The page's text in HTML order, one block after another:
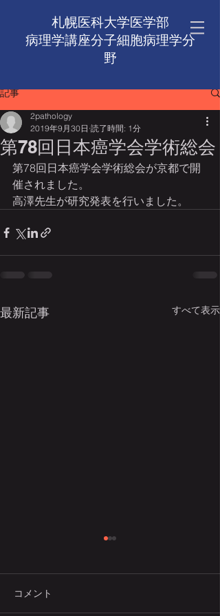
札幌医科大学医学部
病理学講座​分子細胞病理学分
野
記事
第78回日本癌学会学術総会
2pathology
2019年9月30日 読了時間: 1分
第78回日本癌学会学術総会が京都で開
催されました。
高澤先生が研究発表を行いました。
最新記事 すべて表示
コメント